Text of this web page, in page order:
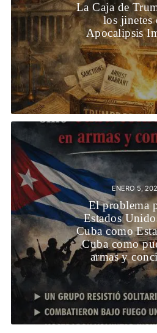
La Caja de
los jinetes
Apocalipsis
ENERO 5,
El problema
Estados
Cuba como
Cuba como
armas y